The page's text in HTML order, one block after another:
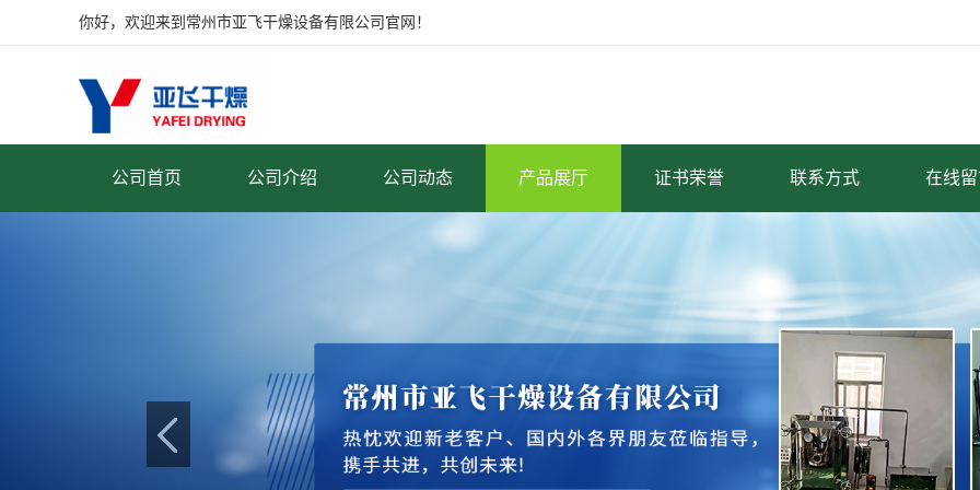
你好，欢迎来到常州市亚飞干燥设备有限公司官网！
公司首页 公司介绍 公司动态 产品展厅 证书荣誉 联系方式 在线